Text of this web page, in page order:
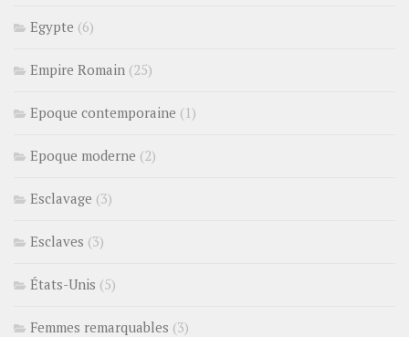
Egypte (6)
Empire Romain (25)
Epoque contemporaine (1)
Epoque moderne (2)
Esclavage (3)
Esclaves (3)
États-Unis (5)
Femmes remarquables (3)